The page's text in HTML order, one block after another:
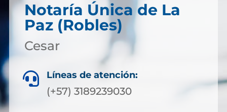
Notaría Única de La
Paz (Robles)
Cesar
 Líneas de atención:
(+57) 3189239030